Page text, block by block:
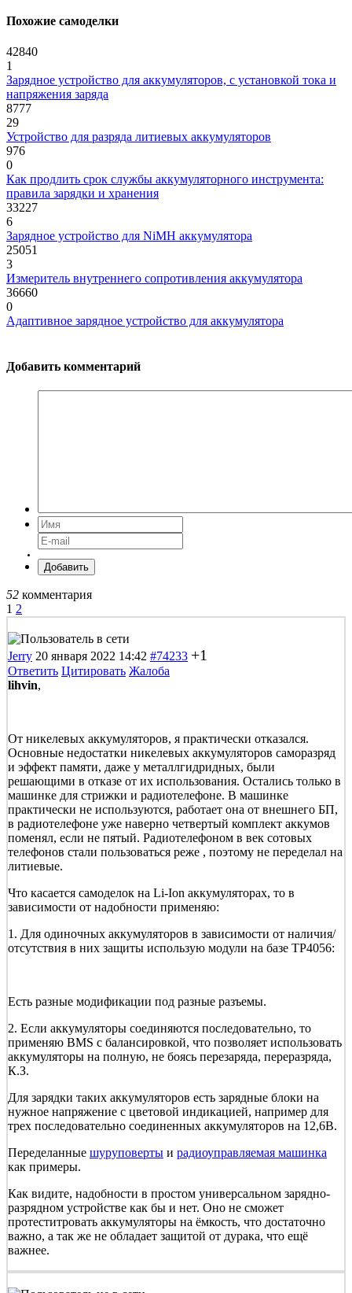
Похожие самоделки
42840
1
Зарядное устройство для аккумуляторов, с установкой тока и
напряжения заряда
8777
29
Устройство для разряда литиевых аккумуляторов
976
0
Как продлить срок службы аккумуляторного инструмента:
правила зарядки и хранения
33227
6
Зарядное устройство для NiMH аккумулятора
25051
3
Измеритель внутреннего сопротивления аккумулятора
36660
0
Адаптивное зарядное устройство для аккумулятора
Добавить комментарий
Добавить
52 комментария
1 2
Jerry 20 января 2022 14:42 #74233 +1
Ответить Цитировать Жалоба
lihvin,
От никелевых аккумуляторов, я практически отказался.
Основные недостатки никелевых аккумуляторов саморазряд
и эффект памяти, даже у металлгидридных, были
решающими в отказе от их использования. Остались только в
машинке для стрижки и радиотелефоне. В машинке
практически не используются, работает она от внешнего БП,
в радиотелефоне уже наверно четвертый комплект аккумов
поменял, если не пятый. Радиотелефоном в век сотовых
телефонов стали пользоваться реже , поэтому не переделал на
литиевые.
Что касается самоделок на Li-Ion аккумуляторах, то в
зависимости от надобности применяю:
1. Для одиночных аккумуляторов в зависимости от наличия/
отсутствия в них защиты использую модули на базе TP4056:
Есть разные модификации под разные разъемы.
2. Если аккумуляторы соединяются последовательно, то
применяю BMS с балансировкой, что позволяет использовать
аккумуляторы на полную, не боясь перезаряда, переразряда,
К.З.
Для зарядки таких аккумуляторов есть зарядные блоки на
нужное напряжение с цветовой индикацией, например для
трех последовательно соединенных аккумуляторов на 12,6В.
Переделанные шуруповерты и радиоуправляемая машинка
как примеры.
Как видите, надобности в простом универсальном зарядно-
разрядном устройстве как бы и нет. Оно не сможет
протеститровать аккумуляторы на ёмкость, что достаточно
важно, а так же не обладает защитой от дурака, что ещё
важнее.